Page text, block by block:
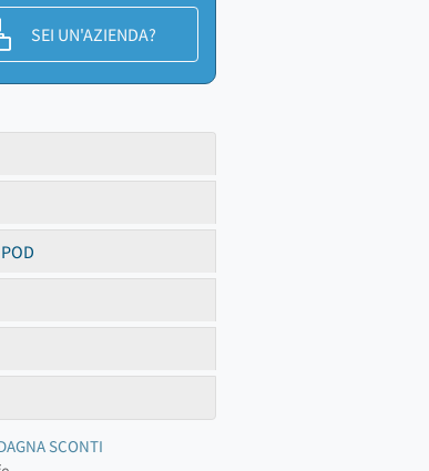
SEI UN'AZIENDA?
SCONTI